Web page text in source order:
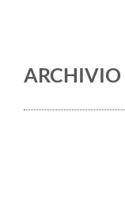
ARCHIVIO